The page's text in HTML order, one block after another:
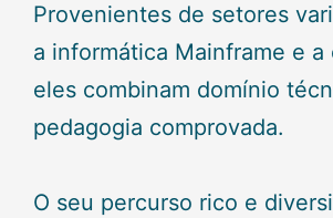
Provenientes de setores
a informática Mainframe e a
eles combinam domínio
pedagogia comprovada.
O seu percurso rico e